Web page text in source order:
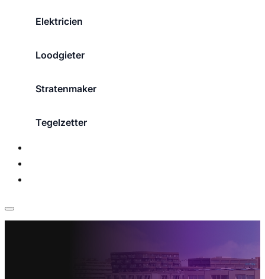
Elektricien
Loodgieter
Stratenmaker
Tegelzetter